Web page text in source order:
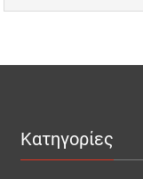
Κατηγορίες